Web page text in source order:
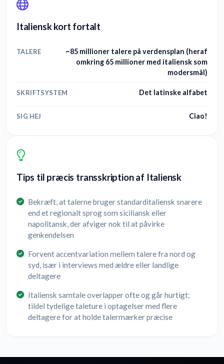
Italiensk kort fortalt
TALERE
~85 millioner talere på verdensplan (heraf
omkring 65 millioner med italiensk som
modersmål)
SKRIFTSYSTEM Det latinske alfabet
SIG HEJ Ciao!
Tips til præcis transskription af Italiensk
Bekræft, at talerne bruger standarditaliensk snarere
end et regionalt sprog som siciliansk eller
napolitansk, der afviger nok til at påvirke
genkendelsen
Forvent accentvariation mellem talere fra nord og
syd, især i interviews med ældre eller landlige
deltagere
Italiensk samtale overlapper ofte og går hurtigt;
tildel tydelige taleture i optagelser med flere
deltagere for at holde talermærker præcise